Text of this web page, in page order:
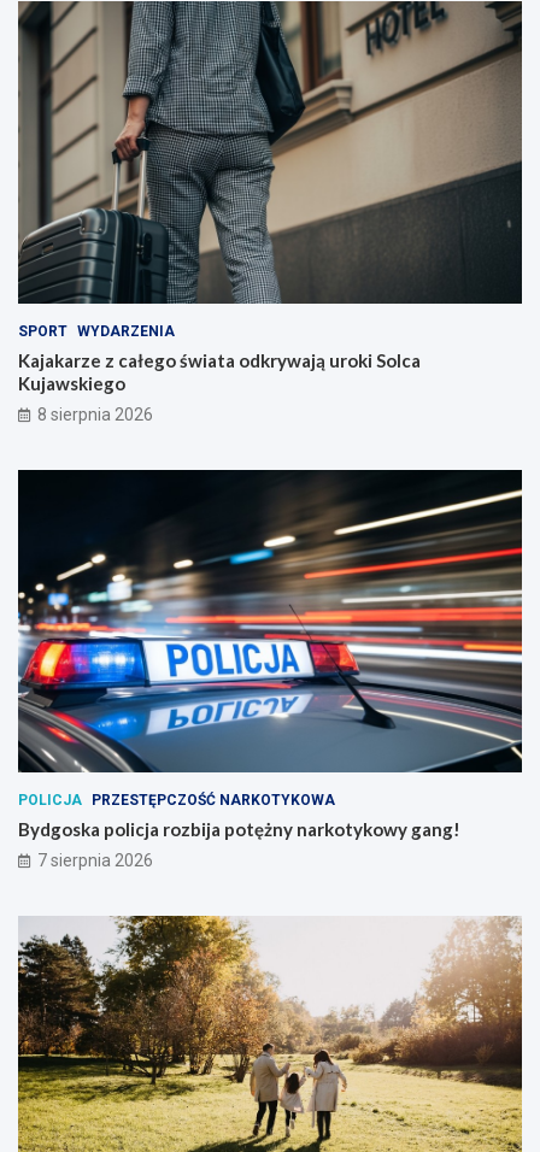
c
i
e
i
!
SPORT WYDARZENIA
Kajakarze z całego świata odkrywają uroki Solca
Kujawskiego
8 sierpnia 2026
POLICJA PRZESTĘPCZOŚĆ NARKOTYKOWA
Bydgoska policja rozbija potężny narkotykowy gang!
7 sierpnia 2026